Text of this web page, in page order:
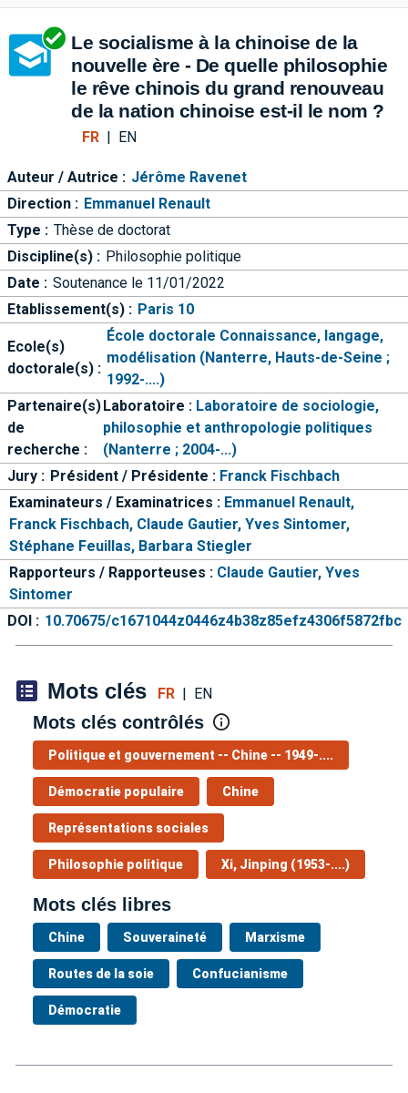
Aller directement à la barre
Le socialisme à la chinoise de la
nouvelle ère - De quelle philosophie
le rêve chinois du grand renouveau
de la nation chinoise est-il le nom ?
FR EN
Auteur / Autrice : Jérôme Ravenet
Direction : Emmanuel Renault
Type : Thèse de doctorat
Discipline(s) : Philosophie politique
Date : Soutenance le 11/01/2022
Etablissement(s) : Paris 10
Ecole(s)
doctorale(s) :
École doctorale Connaissance, langage,
modélisation (Nanterre, Hauts-de-Seine ;
1992-....)
Partenaire(s)
de
recherche :
Laboratoire : Laboratoire de sociologie,
philosophie et anthropologie politiques
(Nanterre ; 2004-...)
Jury : Président / Présidente : Franck Fischbach
Examinateurs / Examinatrices : Emmanuel Renault,
Franck Fischbach, Claude Gautier, Yves Sintomer,
Stéphane Feuillas, Barbara Stiegler
Rapporteurs / Rapporteuses : Claude Gautier, Yves
Sintomer
DOI : 10.70675/c1671044z0446z4b38z85efz4306f5872fbc
Mots clés FR| EN
Mots clés contrôlés
Politique et gouvernement -- Chine -- 1949-....
Démocratie populaire Chine
Représentations sociales
Philosophie politique Xi, Jinping (1953-....)
Mots clés libres
Chine Souveraineté Marxisme
Routes de la soie Confucianisme
Démocratie